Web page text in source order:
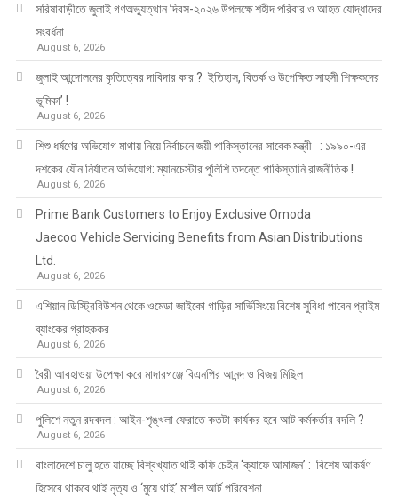
সরিষাবাড়ীতে জুলাই গণঅভ্যুত্থান দিবস-২০২৬ উপলক্ষে শহীদ পরিবার ও আহত যোদ্ধাদের
সংবর্ধনা
August 6, 2026
জুলাই আন্দোলনের কৃতিত্বের দাবিদার কার ? ইতিহাস, বিতর্ক ও উপেক্ষিত সাহসী শিক্ষকদের
ভূমিকা’ !
August 6, 2026
শিশু ধর্ষণের অভিযোগ মাথায় নিয়ে নির্বাচনে জয়ী পাকিস্তানের সাবেক মন্ত্রী : ১৯৯০-এর
দশকের যৌন নির্যাতন অভিযোগ: ম্যানচেস্টার পুলিশি তদন্তে পাকিস্তানি রাজনীতিক !
August 6, 2026
Prime Bank Customers to Enjoy Exclusive Omoda
Jaecoo Vehicle Servicing Benefits from Asian Distributions
Ltd.
August 6, 2026
এশিয়ান ডিস্ট্রিবিউশন থেকে ওমেডা জাইকো গাড়ির সার্ভিসিংয়ে বিশেষ সুবিধা পাবেন প্রাইম
ব্যাংকের গ্রাহককর
August 6, 2026
বৈরী আবহাওয়া উপেক্ষা করে মাদারগঞ্জে বিএনপির আনন্দ ও বিজয় মিছিল
August 6, 2026
পুলিশে নতুন রদবদল : আইন-শৃঙ্খলা ফেরাতে কতটা কার্যকর হবে আট কর্মকর্তার বদলি ?
August 6, 2026
​​বাংলাদেশে চালু হতে যাচ্ছে বিশ্বখ্যাত থাই কফি চেইন ‘ক্যাফে আমাজন’ : বিশেষ আকর্ষণ
হিসেবে থাকবে থাই নৃত্য ও ‘মুয়ে থাই’ মার্শাল আর্ট পরিবেশনা